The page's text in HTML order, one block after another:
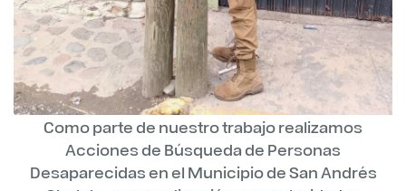
Como parte de nuestro trabajo realizamos
Acciones de Búsqueda de Personas
Desaparecidas en el Municipio de San Andrés